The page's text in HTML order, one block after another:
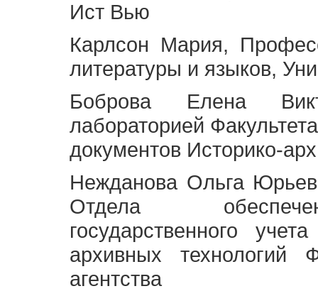
Ист Вью
Карлсон Мария,
литературы и языков,
Боброва Елена
лабораторией
документов Историко-
Нежданова Ольга
Отдела
государственного
архивных технологий
агентства